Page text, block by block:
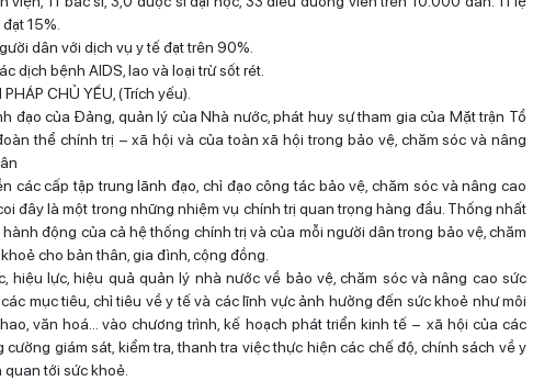
15%.
dân với dịch vụ y tế đạt trên 90%.
dịch bệnh AIDS, lao và loại trừ sốt rét.
CHỦ YẾU, (Trích yếu).
đạo của Đảng, quản lý của Nhà nước, phát huy sự tham gia của Mặt trận Tổ
thể chính trị – xã hội và của toàn xã hội trong bảo vệ, chăm sóc và nâng
các cấp tập trung lãnh đạo, chỉ đạo công tác bảo vệ, chăm sóc và nâng cao
đây là một trong những nhiệm vụ chính trị quan trọng hàng đầu. Thống nhất
động của cả hệ thống chính trị và của mỗi người dân trong bảo vệ, chăm
cho bản thân, gia đình, cộng đồng.
hiệu lực, hiệu quả quản lý nhà nước về bảo vệ, chăm sóc và nâng cao sức
mục tiêu, chỉ tiêu về y tế và các lĩnh vực ảnh hưởng đến sức khoẻ như môi
văn hoá… vào chương trình, kế hoạch phát triển kinh tế – xã hội của các
cường giám sát, kiểm tra, thanh tra việc thực hiện các chế độ, chính sách về y
tới sức khoẻ.